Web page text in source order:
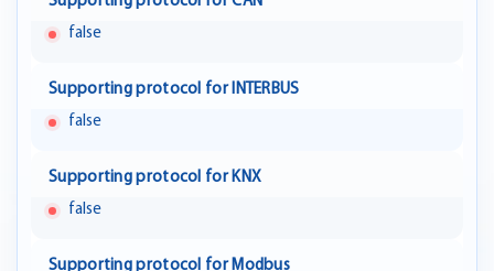
false
Supporting protocol for INTERBUS
false
Supporting protocol for KNX
false
Supporting protocol for Modbus